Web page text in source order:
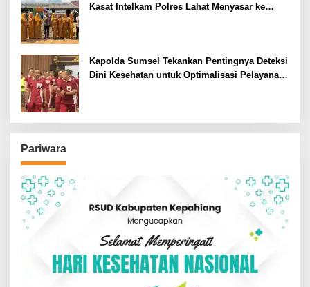
Kasat Intelkam Polres Lahat Menyasar ke
Kapolda Sumsel Tekankan Pentingnya Deteksi
Dini Kesehatan untuk Optimalisasi Pelayanan
Pariwara